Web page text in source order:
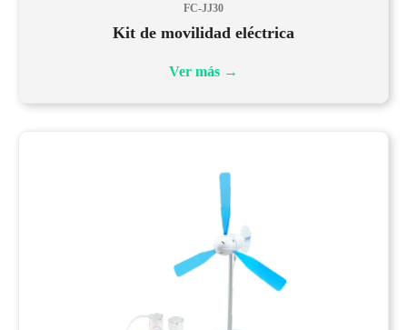
FC-JJ30
Kit de movilidad eléctrica
Ver más →